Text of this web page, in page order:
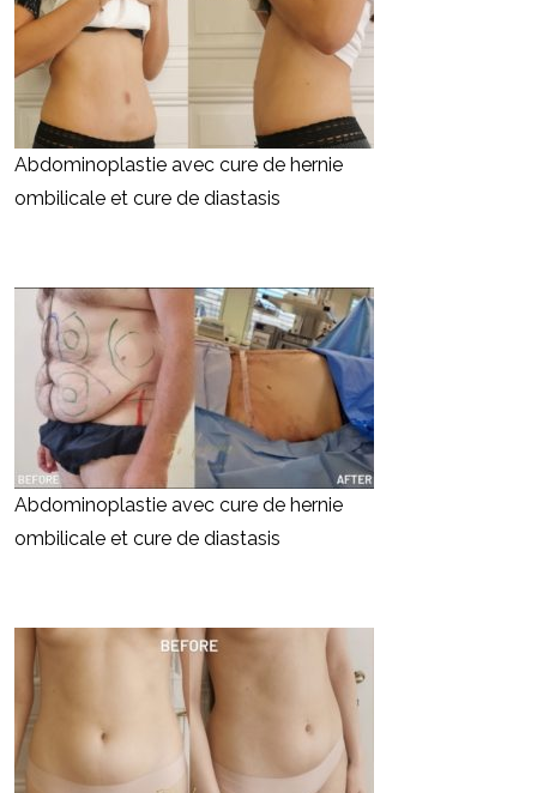
Abdominoplastie avec cure de hernie
ombilicale et cure de diastasis
Abdominoplastie avec cure de hernie
ombilicale et cure de diastasis